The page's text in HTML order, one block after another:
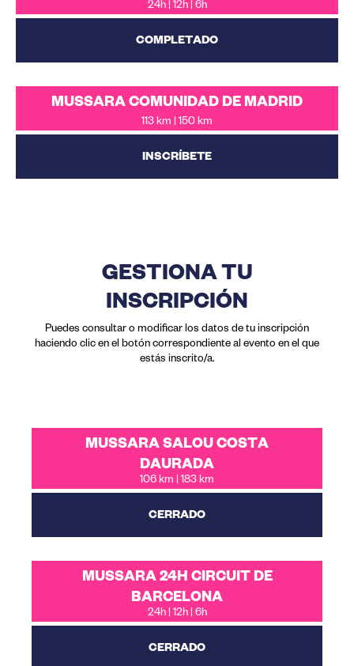
24h | 12h | 6h
COMPLETADO
MUSSARA COMUNIDAD DE MADRID
113 km | 150 km
INSCRÍBETE
GESTIONA TU
INSCRIPCIÓN
Puedes consultar o modificar los datos de tu inscripción
haciendo clic en el botón correspondiente al evento en el que
estás inscrito/a.
MUSSARA SALOU COSTA
DAURADA
106 km | 183 km
CERRADO
MUSSARA 24H CIRCUIT DE
BARCELONA
24h | 12h | 6h
CERRADO